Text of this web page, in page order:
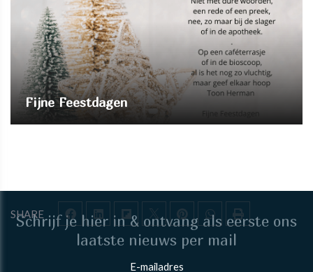
SHARE
Fijne Feestdagen
Schrijf je hier in & ontvang als eerste ons
laatste nieuws per mail
E-mailadres